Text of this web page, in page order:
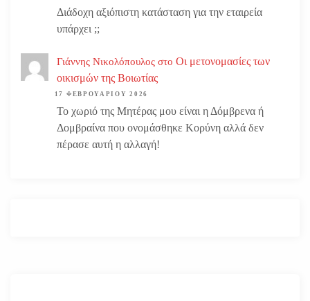
Διάδοχη αξιόπιστη κατάσταση για την εταιρεία
υπάρχει ;;
Γιάννης Νικολόπουλος στο Οι μετονομασίες των
οικισμών της Βοιωτίας
17 ΦΕΒΡΟΥΑΡΊΟΥ 2026
Το χωριό της Μητέρας μου είναι η Δόμβρενα ή
Δομβραίνα που ονομάσθηκε Κορύνη αλλά δεν
πέρασε αυτή η αλλαγή!